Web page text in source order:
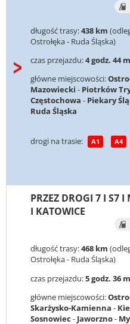
długość trasy:438 km
Ostrołęka - Ruda Śląska)
czas przejazdu:4 godz. 44
główne miejscowości:
Mazowiecki - Piotrków
Częstochowa - Piekary
Ruda Śląska
drogi na trasie: A1 A4
PRZEZ DROGI 7 I S7 I
I KATOWICE
długość trasy:468 km
Ostrołęka - Ruda Śląska)
czas przejazdu:5 godz. 36
główne miejscowości:
Skarżysko-Kamienna -
Sosnowiec - Jaworzno-